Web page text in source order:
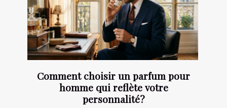
Comment choisir un parfum pour
homme qui reflète votre
personnalité?